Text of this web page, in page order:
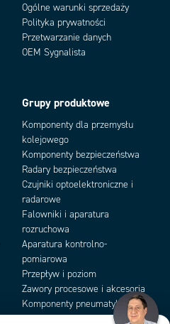
Add as new cart row
Ogólne warunki sprzedaży
Polityka prywatności
Przetwarzanie danych
OEM Sygnalista
Grupy produktowe
Komponenty dla przemysłu
kolejowego
Komponenty bezpieczeństwa
Radary bezpieczeństwa
Czujniki optoelektroniczne i
radarowe
Falowniki i aparatura
rozruchowa
Aparatura kontrolno-
pomiarowa
Przepływ i poziom
Zawory procesowe i akcesoria
Komponenty pneumatyki i
podciśnienia